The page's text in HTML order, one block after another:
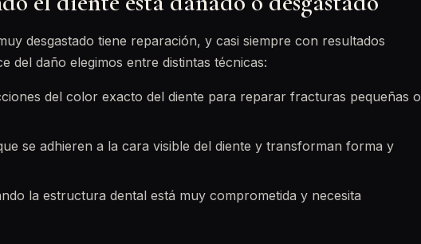
desgastado tiene reparación, y casi siempre con resultados
del daño elegimos entre distintas técnicas:
del color exacto del diente para reparar fracturas pequeñas o
se adhieren a la cara visible del diente y transforman forma y
la estructura dental está muy comprometida y necesita